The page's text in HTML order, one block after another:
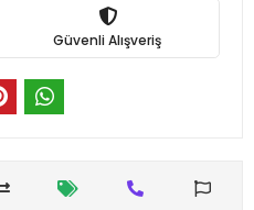
Güvenli Alışveriş